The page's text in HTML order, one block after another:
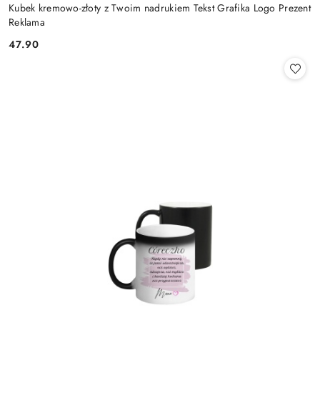
Kubek kremowo-złoty z Twoim nadrukiem Tekst Grafika Logo Prezent
Reklama
Cena:
47.90